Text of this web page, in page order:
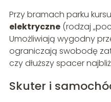
Przy bramach parku
elektryczne(rodzaj
Umożliwiają wygodny
ograniczają swobodę
czy dłuższy spacer
Skuter i